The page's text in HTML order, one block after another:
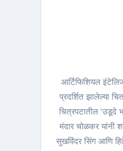
आर्टिफिशियल
प्रदर्शित झालेल्या
चित्रपटातील ‘उडूदे
मंदार चोळकर यांनी
सुखविंदर सिंग आणि